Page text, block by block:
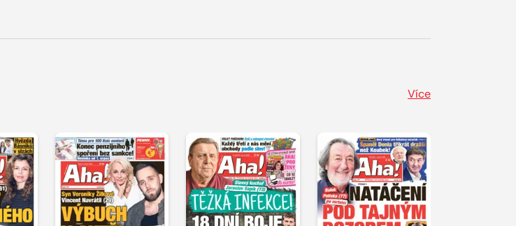
Více